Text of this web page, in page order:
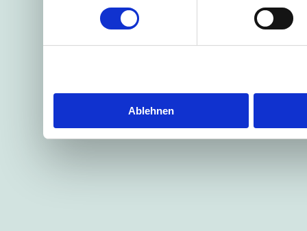
bereitgestellt haben oder
Dienste gesammelt haben.
Ablehnen